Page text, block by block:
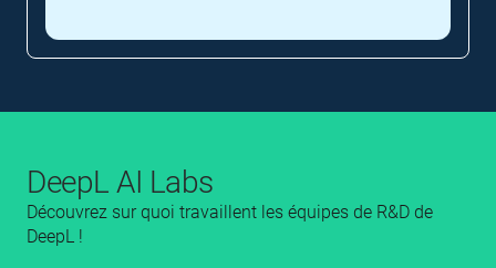
DeepL AI Labs
Découvrez sur quoi travaillent les équipes de R&D de
DeepL !